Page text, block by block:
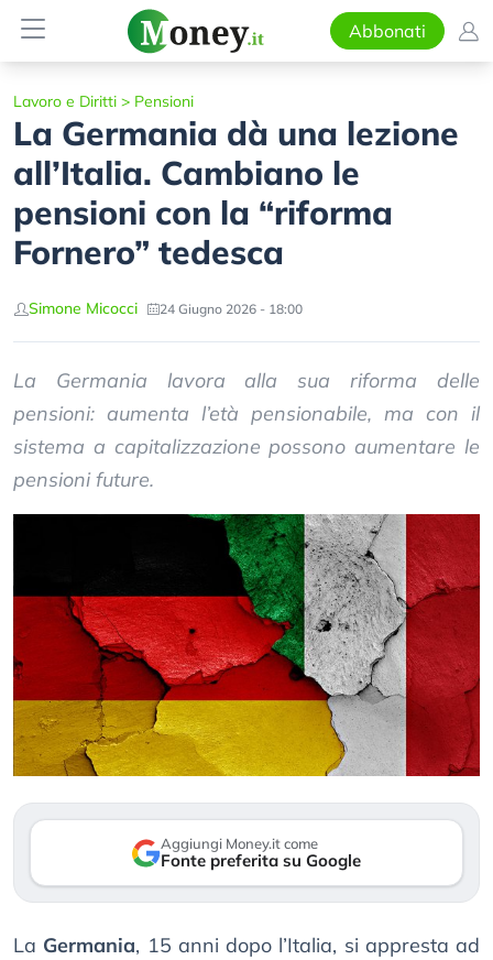
Abbonati
Lavoro e Diritti > Pensioni
La Germania dà una lezione
all’Italia. Cambiano le
pensioni con la “riforma
Fornero” tedesca
Simone Micocci 24 Giugno 2026 - 18:00
La Germania lavora alla sua riforma delle
pensioni: aumenta l’età pensionabile, ma con il
sistema a capitalizzazione possono aumentare le
pensioni future.
Aggiungi Money.it come
Fonte preferita su Google
La Germania, 15 anni dopo l’Italia, si appresta ad